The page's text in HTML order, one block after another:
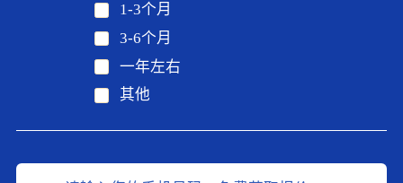
1-3个月
3-6个月
一年左右
其他